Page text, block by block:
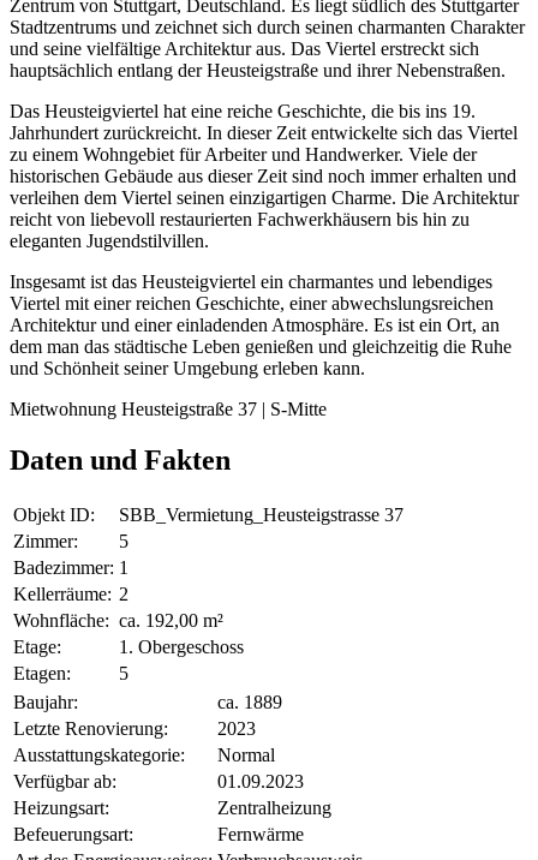
Zentrum von Stuttgart, Deutschland. Es liegt südlich des Stuttgarter
Stadtzentrums und zeichnet sich durch seinen charmanten Charakter
und seine vielfältige Architektur aus. Das Viertel erstreckt sich
hauptsächlich entlang der Heusteigstraße und ihrer Nebenstraßen.
Das Heusteigviertel hat eine reiche Geschichte, die bis ins 19.
Jahrhundert zurückreicht. In dieser Zeit entwickelte sich das Viertel
zu einem Wohngebiet für Arbeiter und Handwerker. Viele der
historischen Gebäude aus dieser Zeit sind noch immer erhalten und
verleihen dem Viertel seinen einzigartigen Charme. Die Architektur
reicht von liebevoll restaurierten Fachwerkhäusern bis hin zu
eleganten Jugendstilvillen.
Insgesamt ist das Heusteigviertel ein charmantes und lebendiges
Viertel mit einer reichen Geschichte, einer abwechslungsreichen
Architektur und einer einladenden Atmosphäre. Es ist ein Ort, an
dem man das städtische Leben genießen und gleichzeitig die Ruhe
und Schönheit seiner Umgebung erleben kann.
Mietwohnung Heusteigstraße 37 | S-Mitte
Daten und Fakten
Objekt ID:
SBB_Vermietung_Heusteigstrasse 37
Zimmer:
5
Badezimmer: 1
Kellerräume: 2
Wohnfläche: ca. 192,00 m²
Etage:
1. Obergeschoss
Etagen:
5
Baujahr:
ca. 1889
Letzte Renovierung:
2023
Ausstattungskategorie:
Normal
Verfügbar ab:
01.09.2023
Heizungsart:
Zentralheizung
Befeuerungsart:
Fernwärme